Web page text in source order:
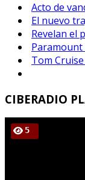
Acto de
El nuevo
Revelan el
Paramount
Tom
CIBERADIO